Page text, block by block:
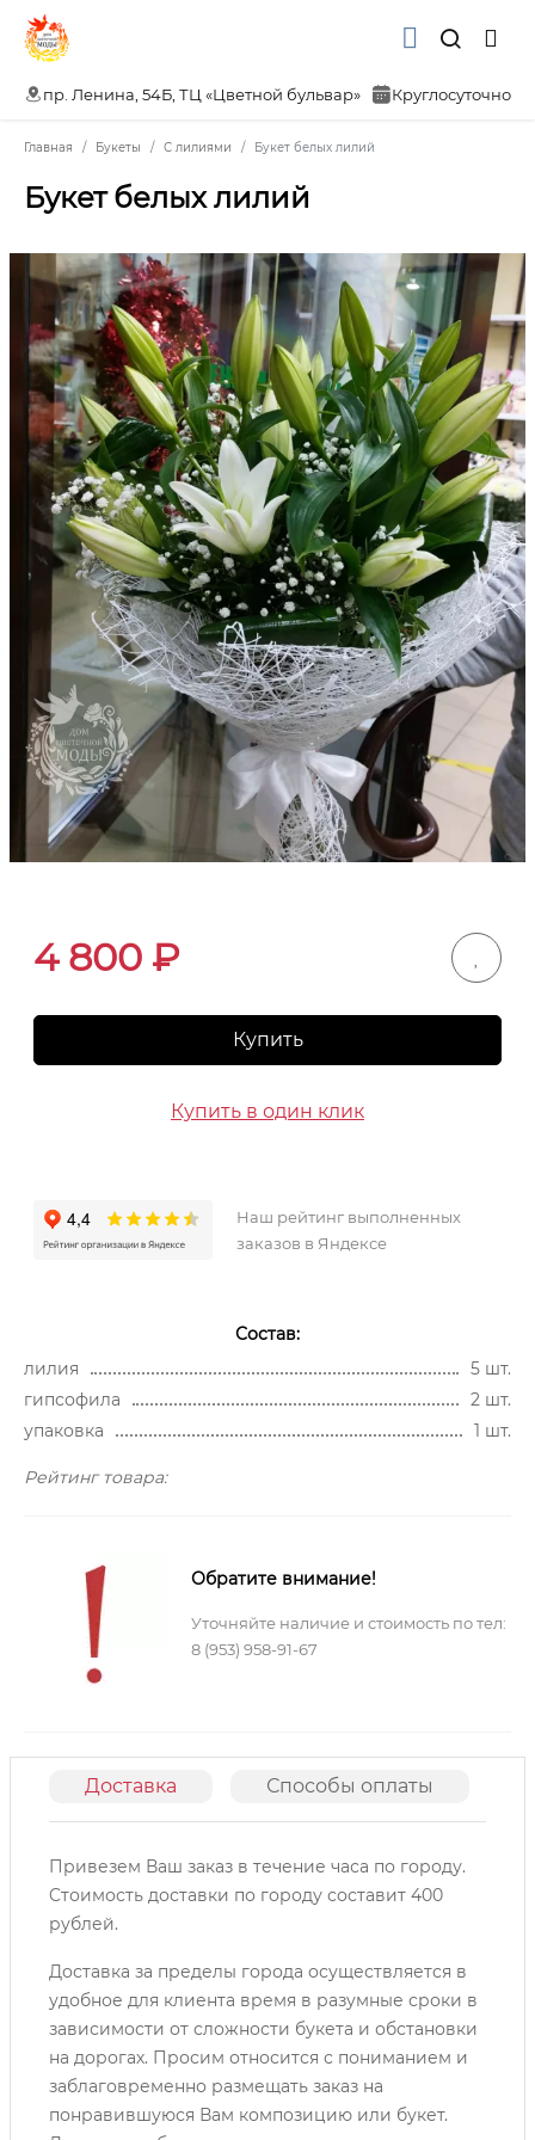
пр. Ленина, 54Б, ТЦ «Цветной бульвар» Круглосуточно
Главная Букеты С лилиями Букет белых лилий
Букет белых лилий
4 800 ₽
Купить
Купить в один клик
Наш рейтинг выполненных
заказов в Яндексе
Состав:
лилия
5 шт.
гипсофила
2 шт.
упаковка
1 шт.
Рейтинг товара:
Обратите внимание!
Уточняйте наличие и стоимость по тел:
8 (953) 958-91-67
Доставка Способы оплаты
Привезем Ваш заказ в течение часа по городу.
Cтоимость доставки по городу составит 400
рублей.
Доставка за пределы города осуществляется в
удобное для клиента время в разумные сроки в
зависимости от сложности букета и обстановки
на дорогах. Просим относится с пониманием и
заблаговременно размещать заказ на
понравившуюся Вам композицию или букет.